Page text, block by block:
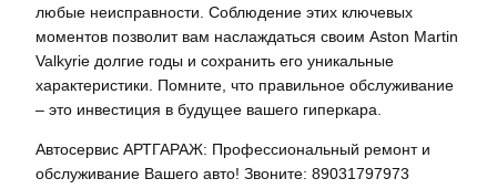
любые неисправности. Соблюдение этих ключевых
моментов позволит вам наслаждаться своим Aston Martin
Valkyrie долгие годы и сохранить его уникальные
характеристики. Помните, что правильное обслуживание
– это инвестиция в будущее вашего гиперкара.
Автосервис АРТГАРАЖ: Профессиональный ремонт и
обслуживание Вашего авто! Звоните: 89031797973